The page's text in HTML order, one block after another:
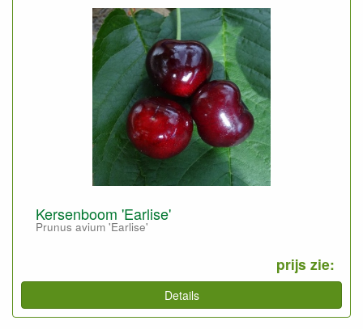
Kersenboom 'Earlise'
Prunus avium 'Earlise'
prijs zie:
Details